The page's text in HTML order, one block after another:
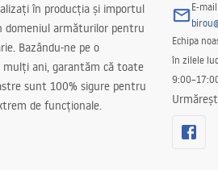
în producția și importul
domeniul armăturilor pentru
Bazându-ne pe o
mulți ani, garantăm că toate
sunt 100% sigure pentru
de funcționale.
E-mail
Echipa
în zilele